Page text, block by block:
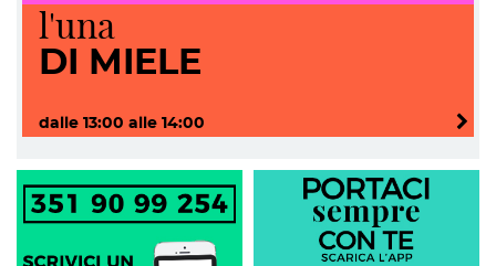
l'una
DI MIELE
dalle 13:00 alle 14:00